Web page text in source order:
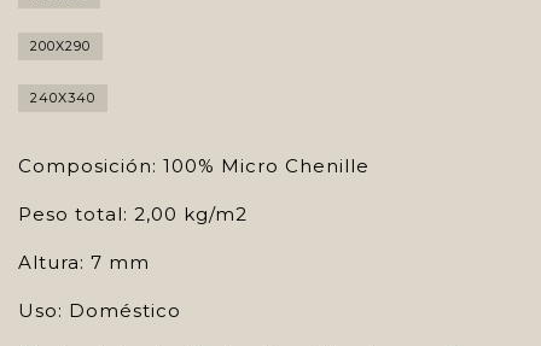
200X290
240X340
Composición: 100% Micro Chenille
Peso total: 2,00 kg/m2
Altura: 7 mm
Uso: Doméstico